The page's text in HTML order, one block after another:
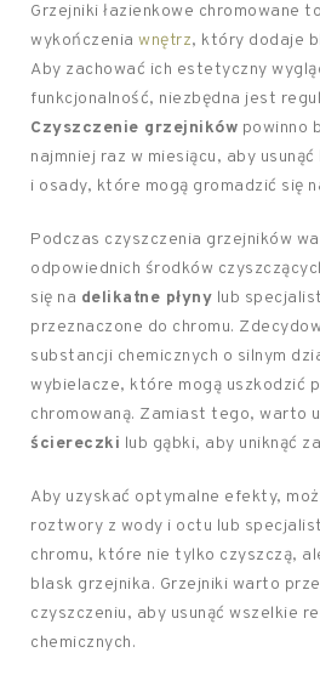
Grzejniki łazienkowe chromowane
wykończenia wnętrz, który dodaje
Aby zachować ich estetyczny
funkcjonalność, niezbędna jest
Czyszczenie grzejników powinno
najmniej raz w miesiącu, aby
i osady, które mogą gromadzić się
Podczas czyszczenia grzejników
odpowiednich środków
się na delikatne płyny lub
przeznaczone do chromu.
substancji chemicznych o silnym
wybielacze, które mogą uszkodzić
chromowaną. Zamiast tego, warto
ściereczki lub gąbki, aby uniknąć
Aby uzyskać optymalne efekty,
roztwory z wody i octu lub
chromu, które nie tylko czyszczą,
blask grzejnika. Grzejniki warto
czyszczeniu, aby usunąć wszelkie
chemicznych.